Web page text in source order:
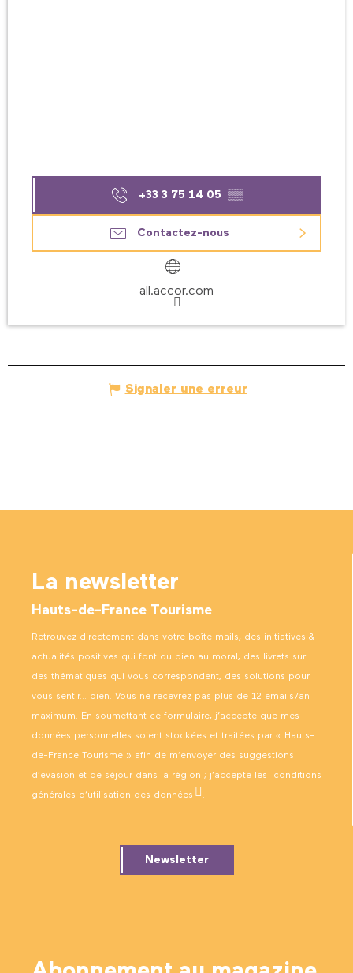
+33 3 75 14 05 ▒▒
Contactez-nous
all.accor.com
Signaler une erreur
La newsletter
Hauts-de-France Tourisme
Retrouvez directement dans votre boîte mails, des initiatives &
actualités positives qui font du bien au moral, des livrets sur
des thématiques qui vous correspondent, des solutions pour
vous sentir… bien. Vous ne recevrez pas plus de 12 emails/an
maximum. En soumettant ce formulaire, j’accepte que mes
données personnelles soient stockées et traitées par « Hauts-
de-France Tourisme » afin de m’envoyer des suggestions
d’évasion et de séjour dans la région ; j’accepte les conditions
générales d’utilisation des données .
Newsletter